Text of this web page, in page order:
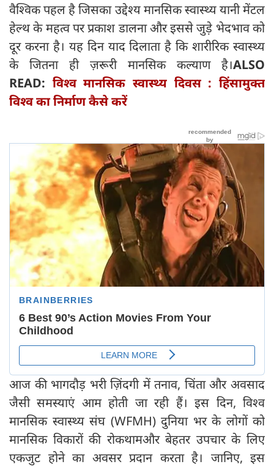
वैश्विक पहल है जिसका उद्देश्य मानसिक स्वास्थ्य यानी मेंटल
हेल्थ के महत्व पर प्रकाश डालना और इससे जुड़े भेदभाव को
दूर करना है। यह दिन याद दिलाता है कि शारीरिक स्वास्थ्य
के जितना ही ज़रूरी मानसिक कल्याण है।ALSO
READ: विश्व मानसिक स्वास्थ्य दिवस : हिंसामुक्त
विश्व का निर्माण कैसे करें
आज की भागदौड़ भरी ज़िंदगी में तनाव, चिंता और अवसाद
जैसी समस्याएं आम होती जा रही हैं। इस दिन, विश्व
मानसिक स्वास्थ्य संघ (WFMH) दुनिया भर के लोगों को
मानसिक विकारों की रोकथामऔर बेहतर उपचार के लिए
एकजुट होने का अवसर प्रदान करता है। जानिए, इस